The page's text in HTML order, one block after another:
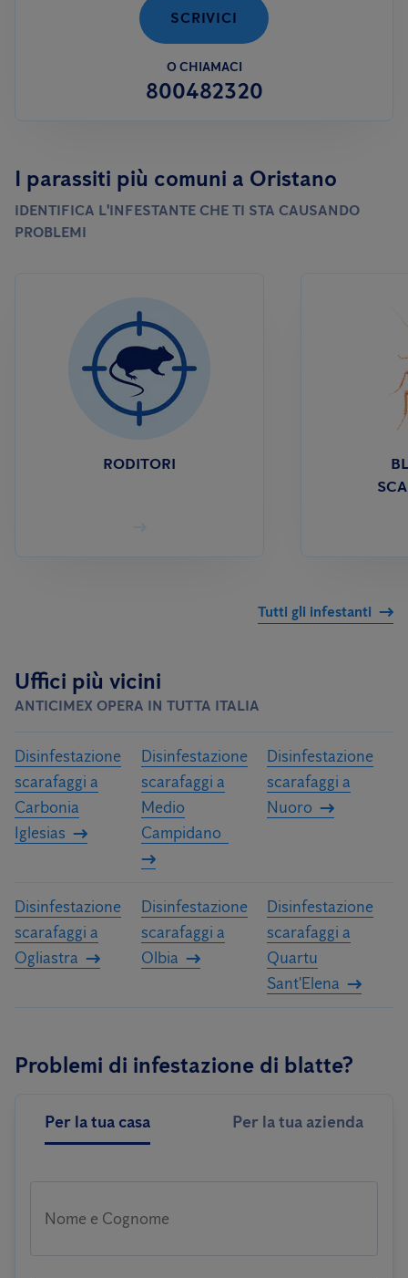
SCRIVICI
O CHIAMACI
800482320
I parassiti più comuni a Oristano
IDENTIFICA L'INFESTANTE CHE TI STA CAUSANDO
PROBLEMI
RODITORI
Tutti gli infestanti
Uffici più vicini
ANTICIMEX OPERA IN TUTTA ITALIA
Disinfestazione
scarafaggi a
Carbonia
Iglesias
Disinfestazione
scarafaggi a
Medio
Campidano
Disinfestazione
scarafaggi a
Nuoro
Disinfestazione
scarafaggi a
Ogliastra
Disinfestazione
scarafaggi a
Olbia
Disinfestazione
scarafaggi a
Quartu
Sant'Elena
Problemi di infestazione di blatte?
Per la tua casa Per la tua azienda
Nome e Cognome